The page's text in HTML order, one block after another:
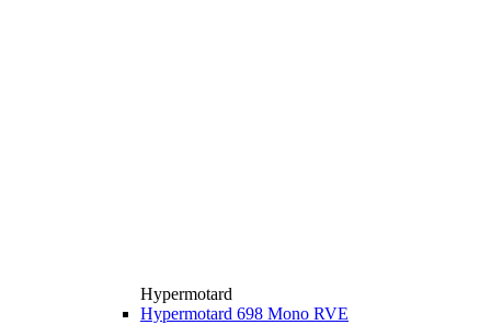
Hypermotard
Hypermotard 698 Mono RVE